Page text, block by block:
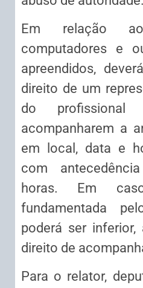
Em relação
computadores e
apreendidos,
direito de um
do profissional
acompanharem a
em local, data e
com
horas. Em
fundamentada
poderá ser
direito de
Para o relator,